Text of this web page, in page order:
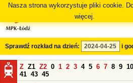
Nasza strona wykorzystuje pliki cookie.
więcej.
Sprawdź rozkład na dzień: i
Z Z1 Z2 0 1 2 3 4 5 6 7 8 9
41 43 45